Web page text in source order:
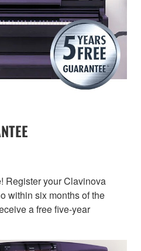
Register your Clavinova
within six months of the
a free five-year